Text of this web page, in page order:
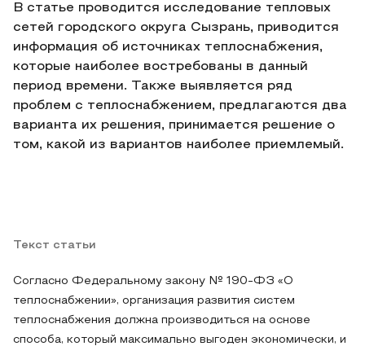
В статье проводится исследование тепловых
сетей городского округа Сызрань, приводится
информация об источниках теплоснабжения,
которые наиболее востребованы в данный
период времени. Также выявляется ряд
проблем с теплоснабжением, предлагаются два
варианта их решения, принимается решение о
том, какой из вариантов наиболее приемлемый.
Текст статьи
Согласно Федеральному закону № 190-ФЗ «О
теплоснабжении», организация развития систем
теплоснабжения должна производиться на основе
способа, который максимально выгоден экономически, и